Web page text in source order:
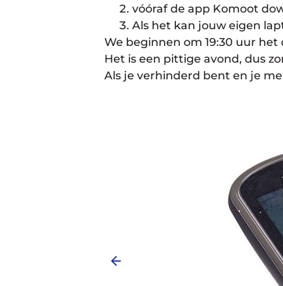
vóóraf de app Komoot
Als het kan jouw eigen
We beginnen om 19:30 uur
Het is een pittige avond, dus
Als je verhinderd bent en je